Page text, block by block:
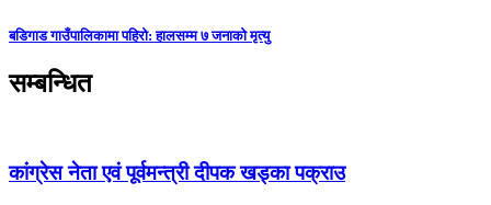
बडिगाड गाउँपालिकामा पहिरो: हालसम्म ७ जनाको मृत्यु
सम्बन्धित
कांग्रेस नेता एवं पूर्वमन्त्री दीपक खड्का पक्राउ